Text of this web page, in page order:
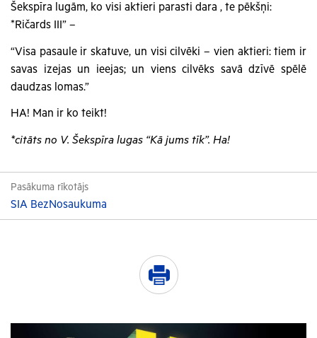
Šekspīra lugām, ko visi aktieri parasti dara , te pēkšņi:
*Ričards III” –
“Visa pasaule ir skatuve, un visi cilvēki – vien aktieri: tiem ir
savas izejas un ieejas; un viens cilvēks savā dzīvē spēlē
daudzas lomas.”
HA! Man ir ko teikt!
*citāts no V. Šekspīra lugas “Kā jums tīk”. Ha!
Pasākuma rīkotājs
SIA BezNosaukuma